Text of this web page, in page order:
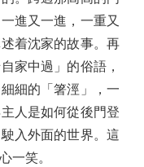
進又一進，一重又
着沈家的故事。再
家中過」的俗語，
細的「箸涇」，一
人是如何從後門登
入外面的世界。這
一笑。